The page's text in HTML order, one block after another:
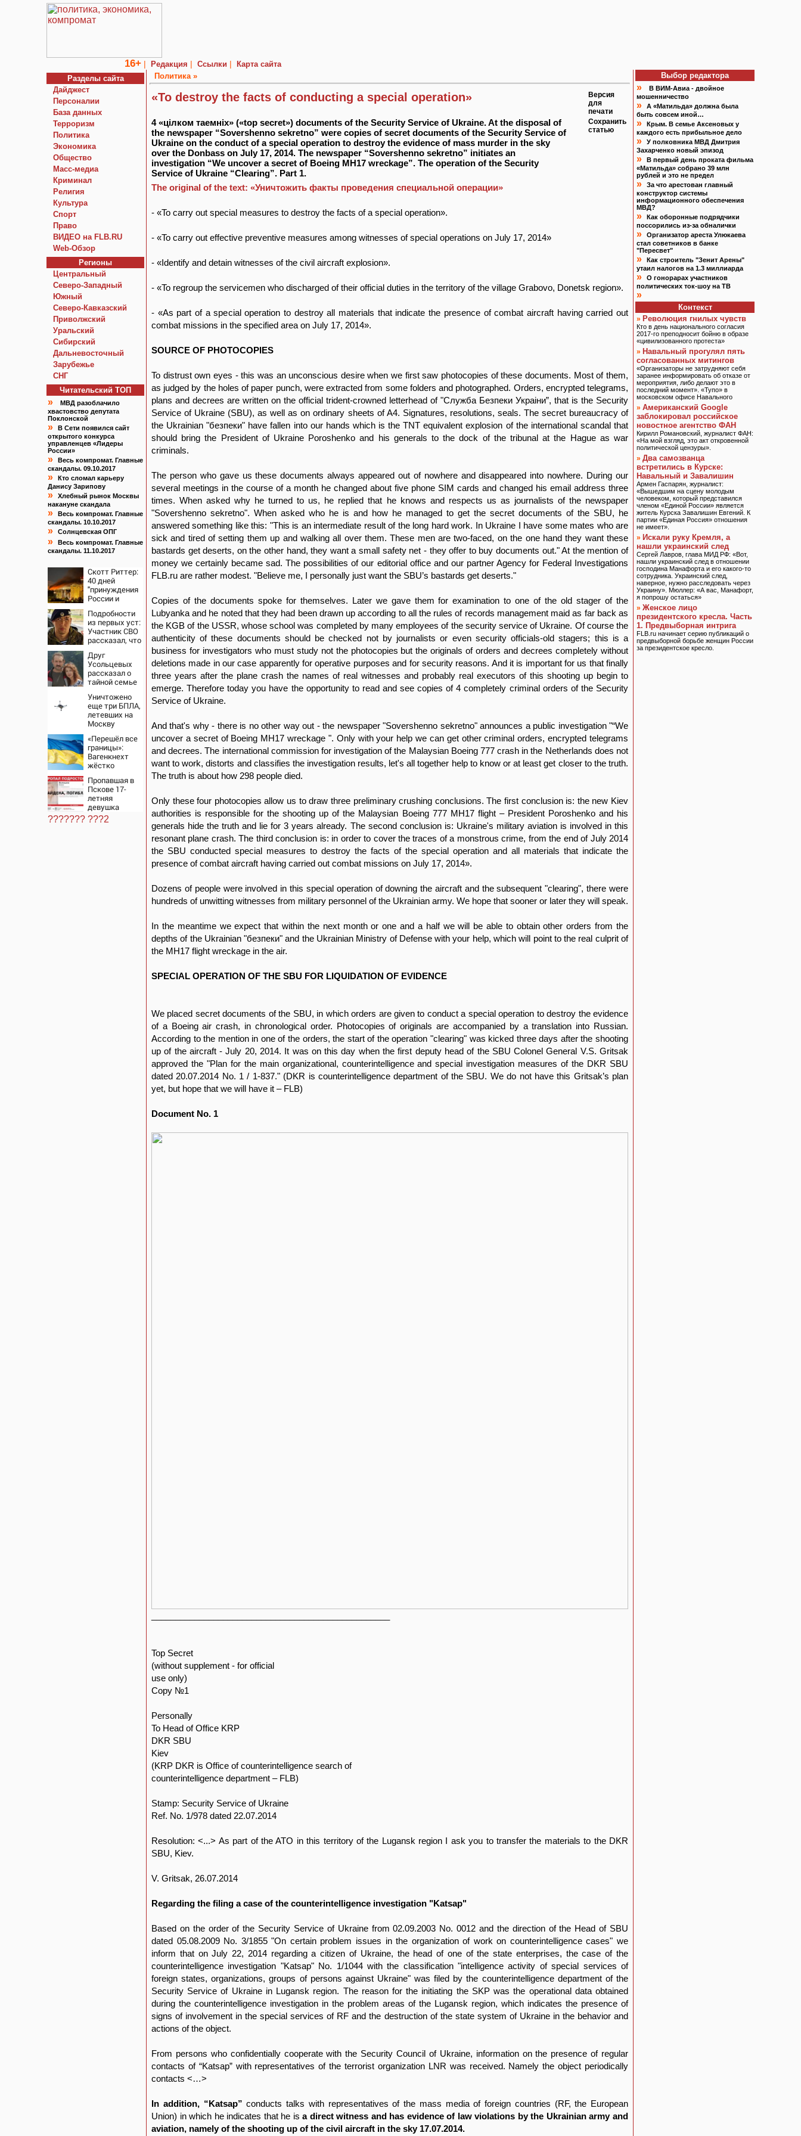
16+ | Редакция | Ссылки |
Карта сайта
Разделы сайта
Дайджест
Персоналии
База данных
Терроризм
Политика
Экономика
Общество
Macc-медиа
Криминал
Религия
Культура
Спорт
Право
ВИДЕО на FLB.RU
Web-Обзор
Регионы
Центральный
Северо-Западный
Южный
Северо-Кавказский
Приволжский
Уральский
Сибирский
Дальневосточный
Зарубежье
СНГ
Читательский TOП
»
МВД разоблачило
хвастовство депутата
Поклонской
»
В Сети появился сайт
открытого конкурса
управленцев «Лидеры
России»
»
Весь компромат. Главные
скандалы. 09.10.2017
»
Кто сломал карьеру
Данису Зарипову
»
Хлебный рынок Москвы
накануне скандала
»
Весь компромат. Главные
скандалы. 10.10.2017
» Солнцевская ОПГ
»
Весь компромат. Главные
скандалы. 11.10.2017
Скотт Риттер:
40 дней
"принуждения
России и
приблизили
крах режима
Зеленского
Подробности
из первых уст:
Участник СВО
рассказал, что
схватке с
медведем
Друг
Усольцевых
рассказал о
тайной семье
Уничтожено
еще три БПЛА,
летевших на
Москву
«Перешёл все
границы»:
Вагенкнехт
жёстко
послу
Украины
Пропавшая в
Пскове 17-
летняя
девушка
найдена
мертвой
??????? ???2
Политика »
«To destroy the facts of conducting a special operation»
4 «цiлком таемнiх» («top secret») documents of the Security Service of Ukraine. At the disposal of
the newspaper “Sovershenno sekretno” were copies of secret documents of the Security Service of
Ukraine on the conduct of a special operation to destroy the evidence of mass murder in the sky
over the Donbass on July 17, 2014. The newspaper “Sovershenno sekretno” initiates an
investigation “We uncover a secret of Boeing MH17 wreckage”. The operation of the Security
Service of Ukraine “Clearing”. Part 1.
Версия
для
печати
Сохранить
статью
The original оf the text: «Уничтожить факты проведения специальной операции»
- «To carry out special measures to destroy the facts of a special operation».
- «To carry out effective preventive measures among witnesses of special operations on July 17, 2014»
- «Identify and detain witnesses of the civil aircraft explosion».
- «To regroup the servicemen who discharged of their official duties in the territory of the village Grabovo, Donetsk region».
- «As part of a special operation to destroy all materials that indicate the presence of combat aircraft having carried out
combat missions in the specified area on July 17, 2014».
SOURCE OF PHOTOCOPIES
To distrust own eyes - this was an unconscious desire when we first saw photocopies of these documents. Most of them,
as judged by the holes of paper punch, were extracted from some folders and photographed. Orders, encrypted telegrams,
plans and decrees are written on the official trident-crowned letterhead of "Служба Безпеки Украiни”, that is the Security
Service of Ukraine (SBU), as well as on ordinary sheets of A4. Signatures, resolutions, seals. The secret bureaucracy of
the Ukrainian "безпеки" have fallen into our hands which is the TNT equivalent explosion of the international scandal that
should bring the President of Ukraine Poroshenko and his generals to the dock of the tribunal at the Hague as war
criminals.
The person who gave us these documents always appeared out of nowhere and disappeared into nowhere. During our
several meetings in the course of a month he changed about five phone SIM cards and changed his email address three
times. When asked why he turned to us, he replied that he knows and respects us as journalists of the newspaper
"Sovershenno sekretno". When asked who he is and how he managed to get the secret documents of the SBU, he
answered something like this: "This is an intermediate result of the long hard work. In Ukraine I have some mates who are
sick and tired of setting them up and walking all over them. These men are two-faced, on the one hand they want these
bastards get deserts, on the other hand, they want a small safety net - they offer to buy documents out." At the mention of
money we certainly became sad. The possibilities of our editorial office and our partner Agency for Federal Investigations
FLB.ru are rather modest. "Believe me, I personally just want the SBU’s bastards get deserts."
Copies of the documents spoke for themselves. Later we gave them for examination to one of the old stager of the
Lubyanka and he noted that they had been drawn up according to all the rules of records management maid as far back as
the KGB of the USSR, whose school was completed by many employees of the security service of Ukraine. Of course the
authenticity of these documents should be checked not by journalists or even security officials-old stagers; this is a
business for investigators who must study not the photocopies but the originals of orders and decrees completely without
deletions made in our case apparently for operative purposes and for security reasons. And it is important for us that finally
three years after the plane crash the names of real witnesses and probably real executors of this shooting up begin to
emerge. Therefore today you have the opportunity to read and see copies of 4 completely criminal orders of the Security
Service of Ukraine.
And that's why - there is no other way out - the newspaper "Sovershenno sekretno" announces a public investigation "“We
uncover a secret of Boeing MH17 wreckage ". Only with your help we can get other criminal orders, encrypted telegrams
and decrees. The international commission for investigation of the Malaysian Boeing 777 crash in the Netherlands does not
want to work, distorts and classifies the investigation results, let's all together help to know or at least get closer to the truth.
The truth is about how 298 people died.
Only these four photocopies allow us to draw three preliminary crushing conclusions. The first conclusion is: the new Kiev
authorities is responsible for the shooting up of the Malaysian Boeing 777 MH17 flight – President Poroshenko and his
generals hide the truth and lie for 3 years already. The second conclusion is: Ukraine's military aviation is involved in this
resonant plane crash. The third conclusion is: in order to cover the traces of a monstrous crime, from the end of July 2014
the SBU conducted special measures to destroy the facts of the special operation and all materials that indicate the
presence of combat aircraft having carried out combat missions on July 17, 2014».
Dozens of people were involved in this special operation of downing the aircraft and the subsequent "clearing", there were
hundreds of unwitting witnesses from military personnel of the Ukrainian army. We hope that sooner or later they will speak.
In the meantime we expect that within the next month or one and a half we will be able to obtain other orders from the
depths of the Ukrainian "безпеки" and the Ukrainian Ministry of Defense with your help, which will point to the real culprit of
the MH17 flight wreckage in the air.
SPECIAL OPERATION OF THE SBU FOR LIQUIDATION OF EVIDENCE
We placed secret documents of the SBU, in which orders are given to conduct a special operation to destroy the evidence
of a Boeing air crash, in chronological order. Photocopies of originals are accompanied by a translation into Russian.
According to the mention in one of the orders, the start of the operation "clearing" was kicked three days after the shooting
up of the aircraft - July 20, 2014. It was on this day when the first deputy head of the SBU Colonel General V.S. Gritsak
approved the "Plan for the main organizational, counterintelligence and special investigation measures of the DKR SBU
dated 20.07.2014 No. 1 / 1-837." (DKR is counterintelligence department of the SBU. We do not have this Gritsak’s plan
yet, but hope that we will have it – FLB)
Document No. 1
Top Secret
(without supplement - for official
use only)
Copy №1
Personally
To Head of Office KRP
DKR SBU
Kiev
(KRP DKR is Office of counterintelligence search of
counterintelligence department – FLB)
Stamp: Security Service of Ukraine
Ref. No. 1/978 dated 22.07.2014
Resolution: <...> As part of the ATO in this territory of the Lugansk region I ask you to transfer the materials to the DKR
SBU, Kiev.
V. Gritsak, 26.07.2014
Regarding the filing a case of the counterintelligence investigation "Katsap"
Based on the order of the Security Service of Ukraine from 02.09.2003 No. 0012 and the direction of the Head of SBU
dated 05.08.2009 No. 3/1855 "On certain problem issues in the organization of work on counterintelligence cases" we
inform that on July 22, 2014 regarding a citizen of Ukraine, the head of one of the state enterprises, the case of the
counterintelligence investigation "Katsap" No. 1/1044 with the classification "intelligence activity of special services of
foreign states, organizations, groups of persons against Ukraine" was filed by the counterintelligence department of the
Security Service of Ukraine in Lugansk region. The reason for the initiating the SKP was the operational data obtained
during the counterintelligence investigation in the problem areas of the Lugansk region, which indicates the presence of
signs of involvement in the special services of RF and the destruction of the state system of Ukraine in the behavior and
actions of the object.
From persons who confidentially cooperate with the Security Council of Ukraine, information on the presence of regular
contacts of “Katsap” with representatives of the terrorist organization LNR was received. Namely the object periodically
contacts <…>
In addition, “Katsap” conducts talks with representatives of the mass media of foreign countries (RF, the European
Union) in which he indicates that he isa direct witness and has evidence of law violations by the Ukrainian army and
aviation, namely of the shooting up of the civil aircraft in the sky 17.07.2014.
Выбор редактора
»
В ВИМ-Авиа - двойное
мошенничество
»
А «Матильда» должна была
быть совсем иной…
»
Крым. В семье Аксеновых у
каждого есть прибыльное дело
»
У полковника МВД Дмитрия
Захарченко новый эпизод
»
В первый день проката фильма
«Матильда» собрано 39 млн
рублей и это не предел
»
За что арестован главный
конструктор системы
информационного обеспечения
МВД?
»
Как оборонные подрядчики
поссорились из-за обналички
»
Организатор ареста Улюкаева
стал советников в банке
"Пересвет"
»
Как строитель "Зенит Арены"
утаил налогов на 1.3 миллиарда
»
О гонорарах участников
политических ток-шоу на ТВ
»
Контекст
» Революция гнилых чувств
Кто в день национального согласия
2017-го преподносит бойню в образе
«цивилизованного протеста»
» Навальный прогулял пять
согласованных митингов
«Организаторы не затрудняют себя
заранее информировать об отказе от
мероприятия, либо делают это в
последний момент». «Тупо» в
московском офисе Навального
» Американский Google
заблокировал российское
новостное агентство ФАН
Кирилл Романовский, журналист ФАН:
«На мой взгляд, это акт откровенной
политической цензуры».
» Два самозванца
встретились в Курске:
Навальный и Завалишин
Армен Гаспарян, журналист:
«Вышедшим на сцену молодым
человеком, который представился
членом «Единой России» является
житель Курска Завалишин Евгений. К
партии «Единая Россия» отношения
не имеет».
» Искали руку Кремля, а
нашли украинский след
Сергей Лавров, глава МИД РФ: «Вот,
нашли украинский след в отношении
господина Манафорта и его какого-то
сотрудника. Украинский след,
наверное, нужно расследовать через
Украину». Мюллер: «А вас, Манафорт,
я попрошу остаться»
» Женское лицо
президентского кресла. Часть
1. Предвыборная интрига
FLB.ru начинает серию публикаций о
предвыборной борьбе женщин России
за президентское кресло.